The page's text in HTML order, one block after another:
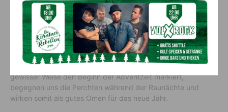
gibt, was Maske und Kostüm betrifft. Das wesentlichste
Merkmal, wodurch sie sich differenzieren, ist aber ihre
Funktion und der dazugehörige Brauch. Der Krampus, als
Begleiter des Nikolaus, bestraft die unartigen Kinder durch
Hiebe mit seiner Rute. Die Percht hingegen soll die bösen
Geister des Winters vertreiben und ist somit ein
glückbringender Beschützer. Während der Krampus in
gewisser Weise den Beginn der Adventzeit markiert,
begegnen uns die Perchten während der Raunächte und
wirken somit als gutes Omen für das neue Jahr.